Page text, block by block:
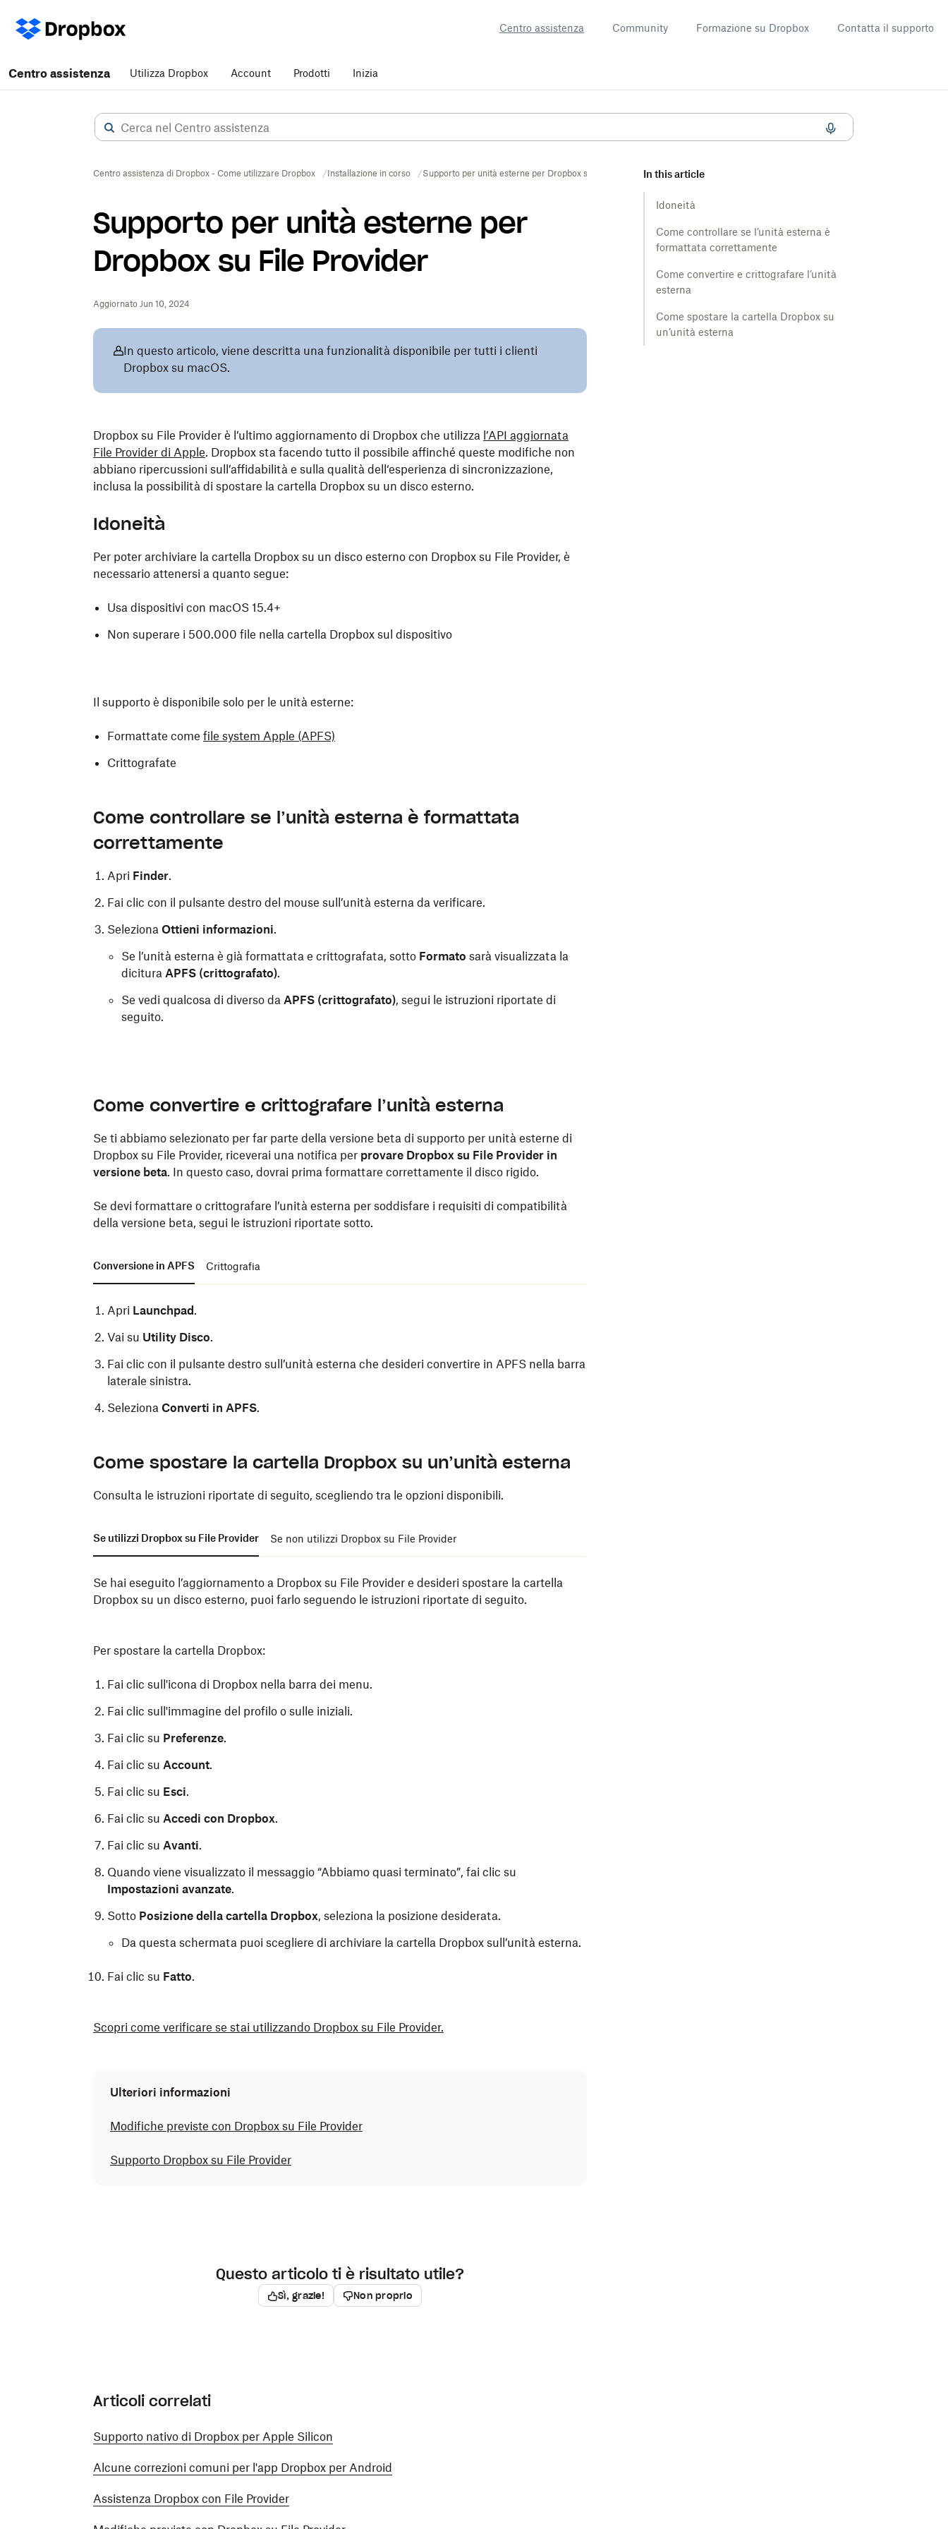
Centro assistenza Community Formazione su Dropbox Contatta il supporto
Centro assistenza Utilizza Dropbox Account Prodotti Inizia
Centro assistenza di Dropbox - Come utilizzare Dropbox Installazione in corso Supporto per unità esterne per Dropbox su File Provider
Supporto per unità esterne per
Dropbox su File Provider
Aggiornato Jun 10, 2024
In this article
Idoneità
Come controllare se l’unità esterna è
formattata correttamente
Come convertire e crittografare l’unità
esterna
Come spostare la cartella Dropbox su
un’unità esterna
In questo articolo, viene descritta una funzionalità disponibile per tutti i clienti
Dropbox su macOS.
Dropbox su File Provider è l’ultimo aggiornamento di Dropbox che utilizza l’API aggiornata
File Provider di Apple. Dropbox sta facendo tutto il possibile affinché queste modifiche non
abbiano ripercussioni sull’affidabilità e sulla qualità dell‘esperienza di sincronizzazione,
inclusa la possibilità di spostare la cartella Dropbox su un disco esterno.
Idoneità
Per poter archiviare la cartella Dropbox su un disco esterno con Dropbox su File Provider, è
necessario attenersi a quanto segue:
Usa dispositivi con macOS 15.4+
Non superare i 500.000 file nella cartella Dropbox sul dispositivo
Il supporto è disponibile solo per le unità esterne:
Formattate come file system Apple (APFS)
Crittografate
Come controllare se l’unità esterna è formattata
correttamente
Apri Finder.
Fai clic con il pulsante destro del mouse sull’unità esterna da verificare.
Seleziona Ottieni informazioni.
Se l’unità esterna è già formattata e crittografata, sotto Formato sarà visualizzata la
dicitura APFS (crittografato).
Se vedi qualcosa di diverso da APFS (crittografato), segui le istruzioni riportate di
seguito.
Come convertire e crittografare l’unità esterna
Se ti abbiamo selezionato per far parte della versione beta di supporto per unità esterne di
Dropbox su File Provider, riceverai una notifica per provare Dropbox su File Provider in
versione beta. In questo caso, dovrai prima formattare correttamente il disco rigido.
Se devi formattare o crittografare l’unità esterna per soddisfare i requisiti di compatibilità
della versione beta, segui le istruzioni riportate sotto.
Conversione in APFS Crittografia
Apri Launchpad .
Vai su Utility Disco.
Fai clic con il pulsante destro sull’unità esterna che desideri convertire in APFS nella barra
laterale sinistra.
Seleziona Converti in APFS.
Importante:
La crittografia può richiedere diversi giorni, a seconda delle dimensioni e della
Non è possibile interrompere il processo di crittografia una volta avviato.
ApriFinder.
Seleziona Crittografa.
Come spostare la cartella Dropbox su un’unità esterna
Consulta le istruzioni riportate di seguito, scegliendo tra le opzioni disponibili.
Se utilizzi Dropbox su File Provider Se non utilizzi Dropbox su File Provider
Se hai eseguito l’aggiornamento a Dropbox su File Provider e desideri spostare la cartella
Dropbox su un disco esterno, puoi farlo seguendo le istruzioni riportate di seguito.
Per spostare la cartella Dropbox:
Fai clic sull'icona di Dropbox nella barra dei menu.
Fai clic sull'immagine del profilo o sulle iniziali.
Fai clic su Preferenze.
Fai clic su Account.
Fai clic su Esci.
Fai clic su Accedi con Dropbox.
Fai clic su Avanti.
Quando viene visualizzato il messaggio “Abbiamo quasi terminato”, fai clic su
Impostazioni avanzate.
Sotto Posizione della cartella Dropbox, seleziona la posizione desiderata.
Da questa schermata puoi scegliere di archiviare la cartella Dropbox sull’unità esterna.
Fai clic su Fatto.
Scopri come verificare se stai utilizzando Dropbox su File Provider.
su tale unità.Scopri come eseguire l’aggiornamento a Dropbox su File Provider.
spostare la cartella Dropbox su un disco esterno:
Ulteriori informazioni
Modifiche previste con Dropbox su File Provider
Supporto Dropbox su File Provider
Questo articolo ti è risultato utile?
Sì, grazie! Non proprio
Articoli correlati
Supporto nativo di Dropbox per Apple Silicon
Alcune correzioni comuni per l'app Dropbox per Android
Assistenza Dropbox con File Provider